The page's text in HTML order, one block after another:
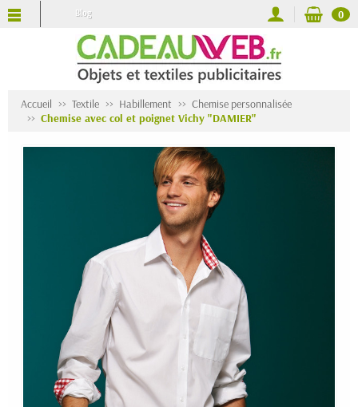
Blog 0
Accueil Textile Habillement
Chemise personnalisée
Chemise avec col et poignet Vichy "DAMIER"